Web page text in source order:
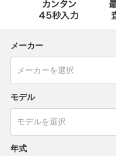
メーカー
モデル
年式